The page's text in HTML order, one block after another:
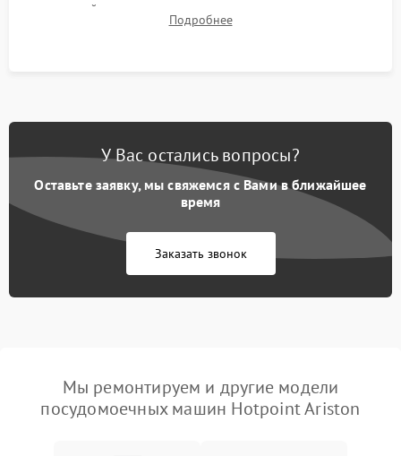
до нужной температуры, отсутствия посторонних шумов,
штатного слива и абсолютной сухости в поддоне.
Подробнее
У Вас остались вопросы?
Оставьте заявку, мы свяжемся с Вами в ближайшее
время
Заказать звонок
Мы ремонтируем и другие модели
посудомоечных машин Hotpoint Ariston